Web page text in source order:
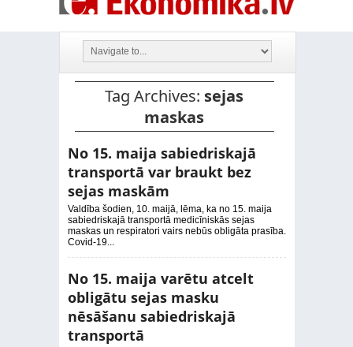
Tag Archives: sejas
maskas
No 15. maija sabiedriskajā
transportā var braukt bez
sejas maskām
Valdība šodien, 10. maijā, lēma, ka no 15. maija
sabiedriskajā transportā medicīniskās sejas
maskas un respiratori vairs nebūs obligāta prasība.
Covid-19...
No 15. maija varētu atcelt
obligātu sejas masku
nēsāšanu sabiedriskajā
transportā